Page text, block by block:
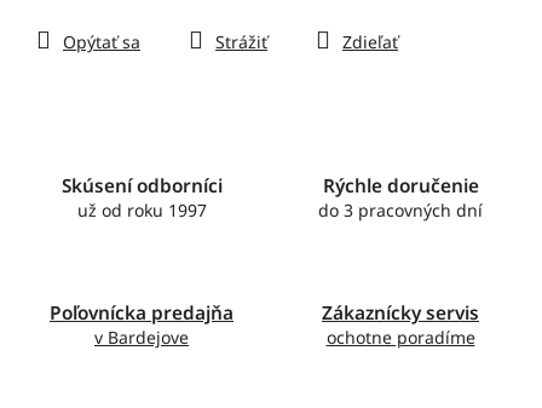
cena:
Opýtať sa Strážiť Zdieľať
Skúsení odborníci
už od roku 1997
Rýchle doručenie
do 3 pracovných dní
Poľovnícka predajňa
v Bardejove
Zákaznícky servis
ochotne poradíme